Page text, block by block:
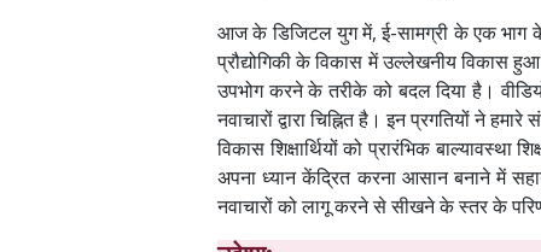
आज के डिजिटल युग में, ई-सामग्री के एक भाग के
प्रौद्योगिकी के विकास में उल्लेखनीय विकास
उपभोग करने के तरीके को बदल दिया है।
नवाचारों द्वारा चिह्नित है। इन प्रगतियों ने
विकास शिक्षार्थियों को प्रारंभिक
अपना ध्यान केंद्रित करना आसान बनाने में
नवाचारों को लागू करने से सीखने के स्तर के